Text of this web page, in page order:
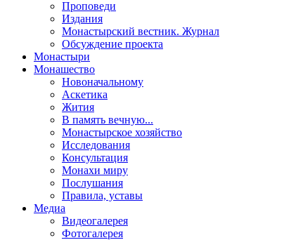
Проповеди
Издания
Монастырский вестник. Журнал
Обсуждение проекта
Монастыри
Монашество
Новоначальному
Аскетика
Жития
В память вечную...
Монастырское хозяйство
Исследования
Консультация
Монахи миру
Послушания
Правила, уставы
Медиа
Видеогалерея
Фотогалерея